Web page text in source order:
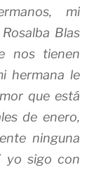
mi
Blas
nos tienen
hermana le
que está
de enero,
ninguna
yo sigo con